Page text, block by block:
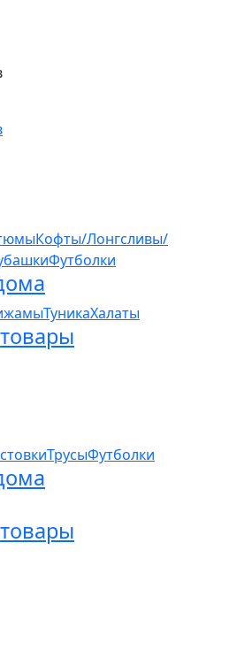
Кофты/Лонгсливы/
Футболки
ТуникаХалаты
ТрусыФутболки